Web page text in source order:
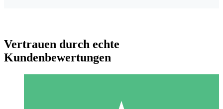
Vertrauen durch echte
Kundenbewertungen